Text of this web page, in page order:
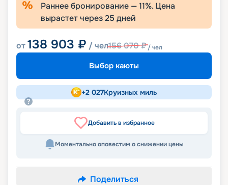
Раннее бронирование —11%. Цена
вырастет через25 дней
от138 903 ₽ / чел156 070₽/ чел
Выбор каюты
+2 027Круизных миль
Добавить в избранное
Моментально оповестим о снижении цены
Поделиться